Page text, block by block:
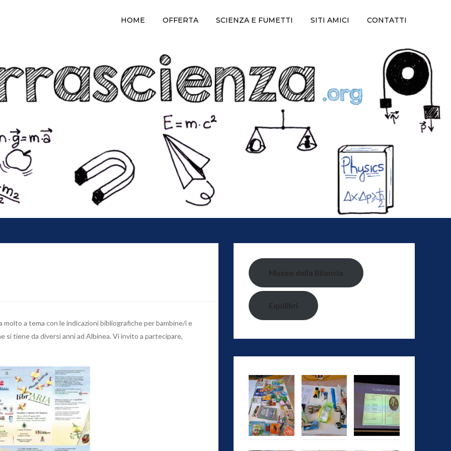
HOME OFFERTA SCIENZA E FUMETTI SITI AMICI CONTATTI
a tema con le indicazioni bibliografiche per bambine/i e
si tiene da diversi anni ad Albinea. Vi invito a partecipare,
Museo della Bilancia
Equilibri